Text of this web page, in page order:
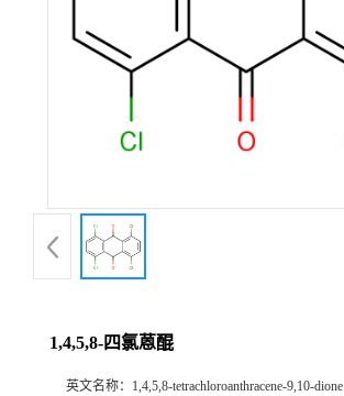
1,4,5,8-四氯蒽醌
英文名称： 1,4,5,8-tetrachloroanthracene-9,10-dione